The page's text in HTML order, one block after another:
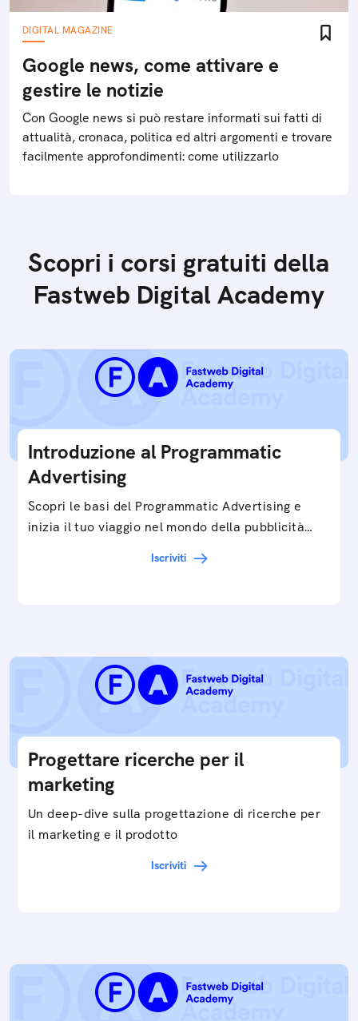
DIGITAL MAGAZINE
Google news, come attivare e
gestire le notizie
Con Google news si può restare informati sui fatti di
attualità, cronaca, politica ed altri argomenti e trovare
facilmente approfondimenti: come utilizzarlo
Scopri i corsi gratuiti della
Fastweb Digital Academy
Introduzione al Programmatic
Advertising
Scopri le basi del Programmatic Advertising e
inizia il tuo viaggio nel mondo della pubblicità
Iscriviti
Progettare ricerche per il
marketing
Un deep-dive sulla progettazione di ricerche per
il marketing e il prodotto
Iscriviti